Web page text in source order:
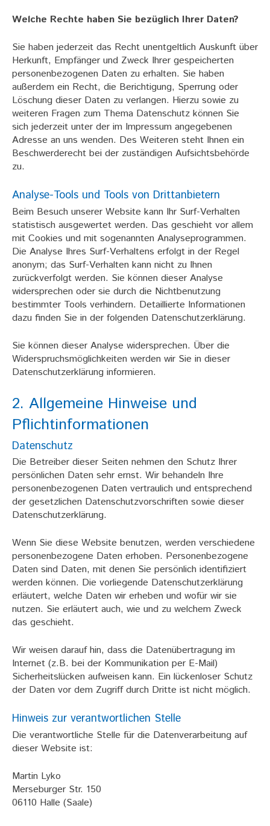
Welche Rechte haben Sie bezüglich Ihrer Daten?
Sie haben jederzeit das Recht unentgeltlich Auskunft über
Herkunft, Empfänger und Zweck Ihrer gespeicherten
personenbezogenen Daten zu erhalten. Sie haben
außerdem ein Recht, die Berichtigung, Sperrung oder
Löschung dieser Daten zu verlangen. Hierzu sowie zu
weiteren Fragen zum Thema Datenschutz können Sie
sich jederzeit unter der im Impressum angegebenen
Adresse an uns wenden. Des Weiteren steht Ihnen ein
Beschwerderecht bei der zuständigen Aufsichtsbehörde
zu.
Analyse-Tools und Tools von Drittanbietern
Beim Besuch unserer Website kann Ihr Surf-Verhalten
statistisch ausgewertet werden. Das geschieht vor allem
mit Cookies und mit sogenannten Analyseprogrammen.
Die Analyse Ihres Surf-Verhaltens erfolgt in der Regel
anonym; das Surf-Verhalten kann nicht zu Ihnen
zurückverfolgt werden. Sie können dieser Analyse
widersprechen oder sie durch die Nichtbenutzung
bestimmter Tools verhindern. Detaillierte Informationen
dazu finden Sie in der folgenden Datenschutzerklärung.
Sie können dieser Analyse widersprechen. Über die
Widerspruchsmöglichkeiten werden wir Sie in dieser
Datenschutzerklärung informieren.
2. Allgemeine Hinweise und
Pflichtinformationen
Datenschutz
Die Betreiber dieser Seiten nehmen den Schutz Ihrer
persönlichen Daten sehr ernst. Wir behandeln Ihre
personenbezogenen Daten vertraulich und entsprechend
der gesetzlichen Datenschutzvorschriften sowie dieser
Datenschutzerklärung.
Wenn Sie diese Website benutzen, werden verschiedene
personenbezogene Daten erhoben. Personenbezogene
Daten sind Daten, mit denen Sie persönlich identifiziert
werden können. Die vorliegende Datenschutzerklärung
erläutert, welche Daten wir erheben und wofür wir sie
nutzen. Sie erläutert auch, wie und zu welchem Zweck
das geschieht.
Wir weisen darauf hin, dass die Datenübertragung im
Internet (z.B. bei der Kommunikation per E-Mail)
Sicherheitslücken aufweisen kann. Ein lückenloser Schutz
der Daten vor dem Zugriff durch Dritte ist nicht möglich.
Hinweis zur verantwortlichen Stelle
Die verantwortliche Stelle für die Datenverarbeitung auf
dieser Website ist:
Martin Lyko
Merseburger Str. 150
06110 Halle (Saale)